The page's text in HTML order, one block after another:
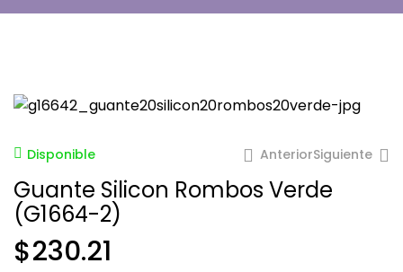
Disponible AnteriorSiguiente
Guante Silicon Rombos Verde
(G1664-2)
$230.21